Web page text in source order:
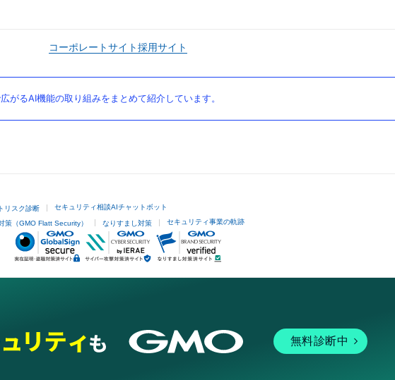
コーポレートサイト採用サイト
がるAI機能の取り組みをまとめて紹介しています。
リスク診断 セキュリティ相談AIチャットボット
策（GMO Flatt Security） なりすまし対策 セキュリティ事業の軌跡
無料診断中